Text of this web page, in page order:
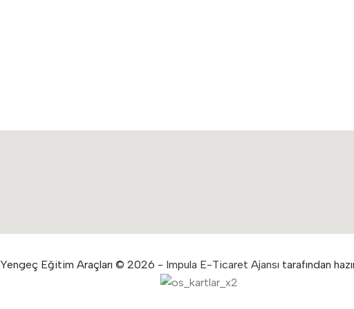
Yengeç Eğitim Araçları © 2026 - Impula E-Ticaret Ajansı tarafından